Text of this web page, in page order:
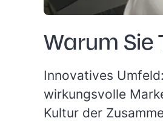
Warum Sie
Innovatives Umfeld:
wirkungsvolle
Kultur der